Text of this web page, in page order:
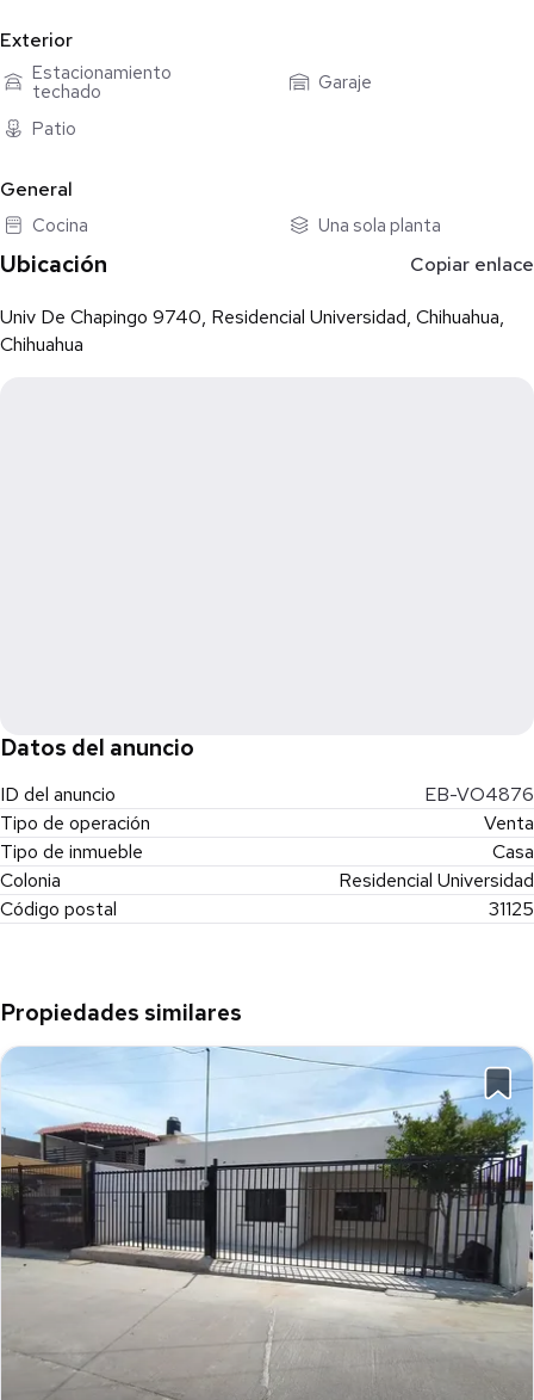
pisos de cerámica
Exterior
Estacionamiento
techado
Garaje
Patio
General
Cocina Una sola planta
Ubicación Copiar enlace
Univ De Chapingo 9740, Residencial Universidad, Chihuahua,
Chihuahua
Datos del anuncio
ID del anuncio
EB-VO4876
Tipo de operación
Venta
Tipo de inmueble
Casa
Colonia
Residencial Universidad
Código postal
31125
Propiedades similares